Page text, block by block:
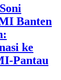
Banten
ke
Pantau